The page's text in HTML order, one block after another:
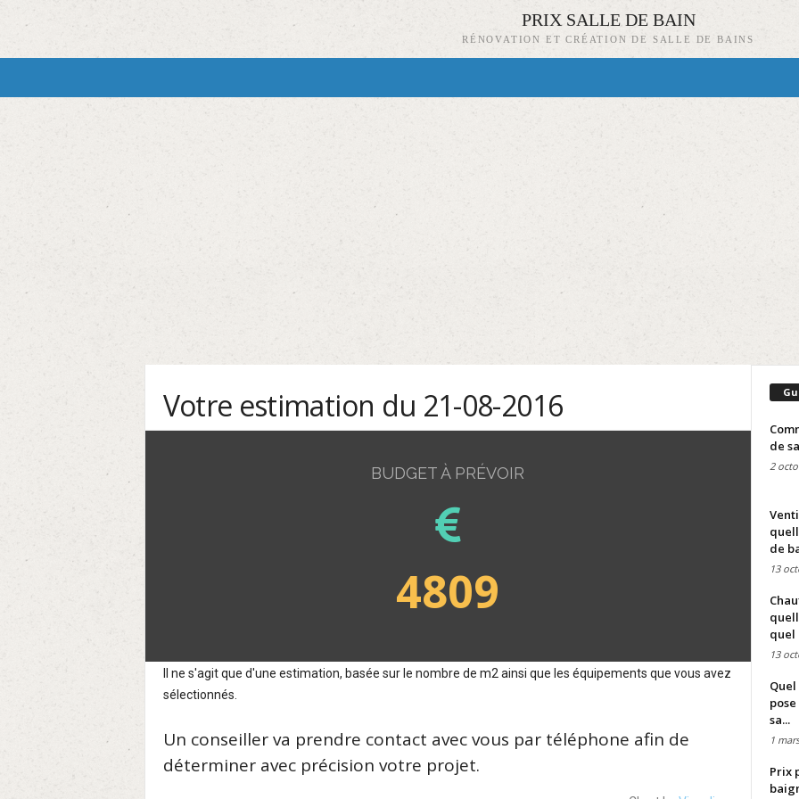
PRIX SALLE DE BAIN
RÉNOVATION ET CRÉATION DE SALLE DE BAINS
Votre estimation du 21-08-2016
BUDGET À PRÉVOIR
4809
Il ne s'agit que d'une estimation, basée sur le nombre de m2 ainsi que les équipements que vous avez
sélectionnés.
Un conseiller va prendre contact avec vous par téléphone afin de
déterminer avec précision votre projet.
de
2
de
13
quel
13
sa...
1
Prix